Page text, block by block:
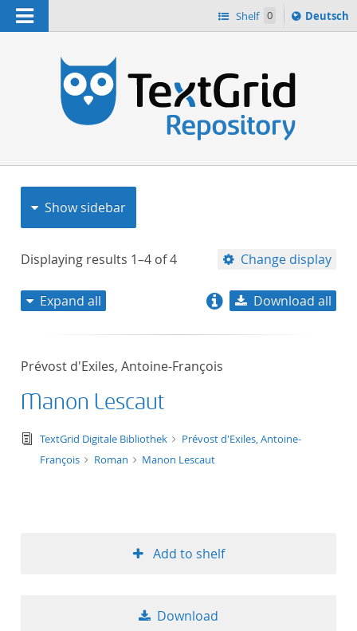
Navigation Shelf 0
Sprache
ï¿½ndern
Deutsch
Show sidebar
Displaying results 1–4 of4 Change display
Expand all Download all
Prévost d'Exiles, Antoine-François
Manon Lescaut
text/tg.edition+tg.aggregation+xml
TextGrid Digitale Bibliothek
Prévost d'Exiles, Antoine-
François
Roman Manon Lescaut
Add to shelf
Download